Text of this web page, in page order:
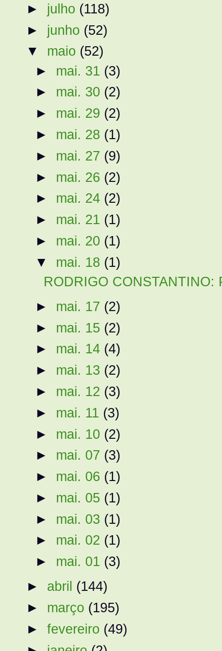
► julho (118)
► junho (52)
▼ maio (52)
► mai. 31 (3)
► mai. 30 (2)
► mai. 29 (2)
► mai. 28 (1)
► mai. 27 (9)
► mai. 26 (2)
► mai. 24 (2)
► mai. 21 (1)
► mai. 20 (1)
▼ mai. 18 (1)
RODRIGO
► mai. 17 (2)
► mai. 15 (2)
► mai. 14 (4)
► mai. 13 (2)
► mai. 12 (3)
► mai. 11 (3)
► mai. 10 (2)
► mai. 07 (3)
► mai. 06 (1)
► mai. 05 (1)
► mai. 03 (1)
► mai. 02 (1)
► mai. 01 (3)
► abril (144)
► março (195)
►fevereiro (49)